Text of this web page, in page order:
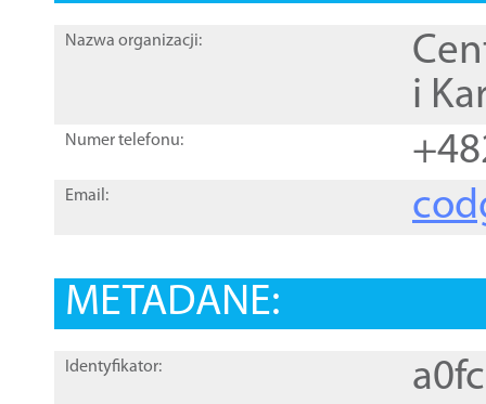
Nazwa organizacji:
i
Numer telefonu:
Email:
METADANE:
Identyfikator: